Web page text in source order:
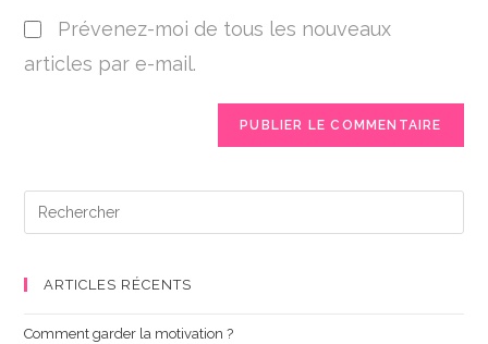
Prévenez-moi de tous les nouveaux
articles par e-mail.
ARTICLES RÉCENTS
Comment garder la motivation ?